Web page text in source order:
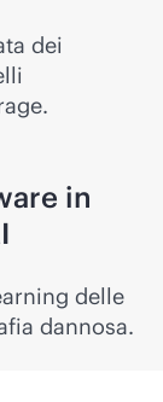
dei
in
delle
dannosa.